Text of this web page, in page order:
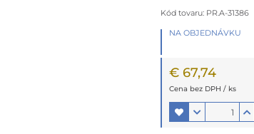
Kód tovaru: PR.A-31386
NA OBJEDNÁVKU
€ 67,74
Cena bez DPH / ks